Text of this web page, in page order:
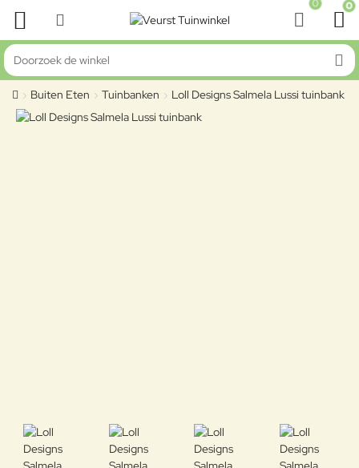
0 0
Doorzoek de winkel
home
Buiten Eten Tuinbanken Loll Designs Salmela Lussi tuinbank